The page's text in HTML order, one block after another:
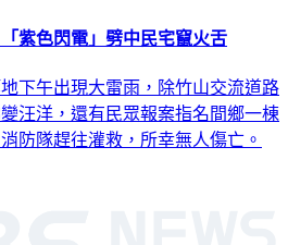
紫色閃電」劈中民宅竄火舌
下午出現大雷雨，除竹山交流道路
汪洋，還有民眾報案指名間鄉一棟
防隊趕往灌救，所幸無人傷亡。